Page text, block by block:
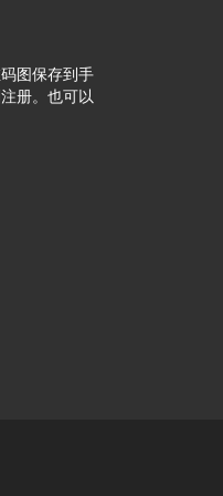
图保存到手
册。也可以